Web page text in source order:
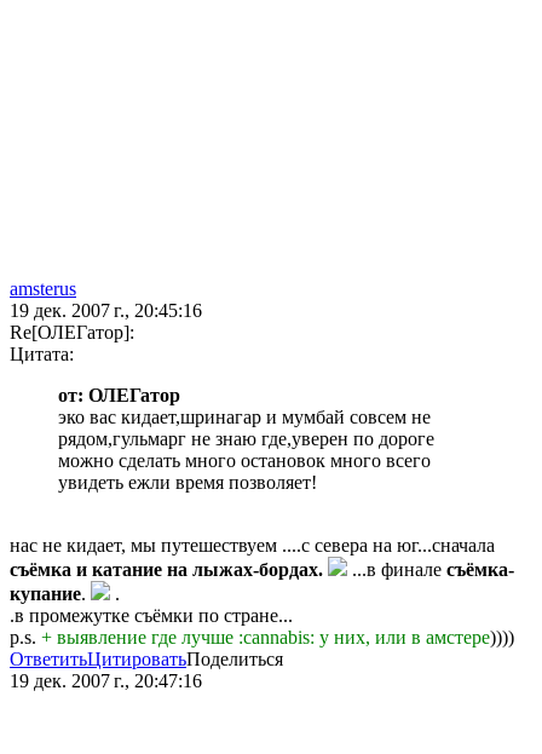
amsterus
19 дек. 2007 г., 20:45:16
Re[ОЛЕГатор]:
Цитата:
от: ОЛЕГатор
эко вас кидает,шринагар и мумбай совсем не
рядом,гульмарг не знаю где,уверен по дороге
можно сделать много остановок много всего
увидеть ежли время позволяет!
нас не кидает, мы путешествуем ....с севера на юг...сначала
съёмка и катание на лыжах-бордах.
...в финале съёмка-
купание.
.
.в промежутке съёмки по стране...
p.s. + выявление где лучше :cannabis: у них, или в амстере))))
ОтветитьЦитироватьПоделиться
19 дек. 2007 г., 20:47:16